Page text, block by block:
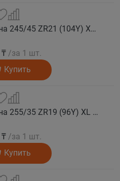
CONTINENTAL Автошина 245/45 ZR21 (104Y) XL FR SportContact 7 лето
₸ /за 1 шт.
Купить
CONTINENTAL Автошина 255/35 ZR19 (96Y) XL FR SportContact 7 лето
₸ /за 1 шт.
Купить